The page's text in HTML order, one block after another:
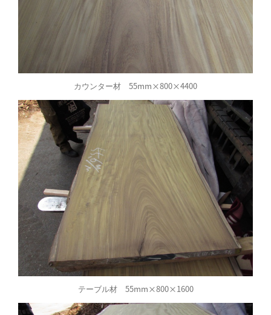
カウンター材 55mm×800×4400
テーブル材 55mm×800×1600